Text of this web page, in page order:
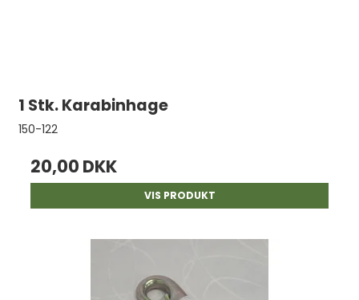
1 Stk. Karabinhage
150-122
20,00 DKK
VIS PRODUKT